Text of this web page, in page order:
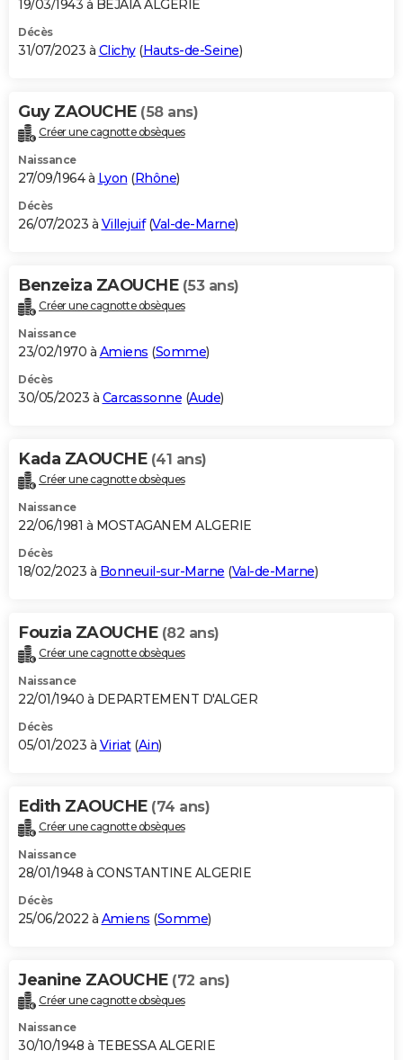
19/03/1943 à BEJAIA ALGERIE
Décès
31/07/2023 à Clichy(Hauts-de-Seine)
Guy ZAOUCHE (58 ans)
Créer une cagnotte obsèques
Naissance
27/09/1964 à Lyon (Rhône)
Décès
26/07/2023 à Villejuif(Val-de-Marne)
Benzeiza ZAOUCHE (53 ans)
Créer une cagnotte obsèques
Naissance
23/02/1970 à Amiens (Somme)
Décès
30/05/2023 à Carcassonne (Aude)
Kada ZAOUCHE (41 ans)
Créer une cagnotte obsèques
Naissance
22/06/1981 à MOSTAGANEM ALGERIE
Décès
18/02/2023 à Bonneuil-sur-Marne (Val-de-Marne)
Fouzia ZAOUCHE (82 ans)
Créer une cagnotte obsèques
Naissance
22/01/1940 à DEPARTEMENT D'ALGER
Décès
05/01/2023 à Viriat(Ain)
Edith ZAOUCHE (74 ans)
Créer une cagnotte obsèques
Naissance
28/01/1948 à CONSTANTINE ALGERIE
Décès
25/06/2022 à Amiens (Somme)
Jeanine ZAOUCHE (72 ans)
Créer une cagnotte obsèques
Naissance
30/10/1948 à TEBESSA ALGERIE